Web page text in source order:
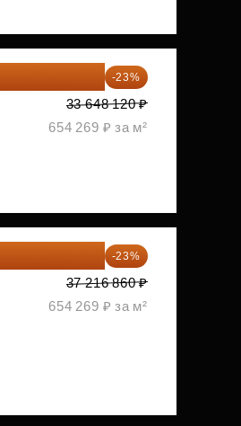
-23%
33 648 120 ₽
654 269 ₽ за м²
-23%
37 216 860 ₽
654 269 ₽ за м²